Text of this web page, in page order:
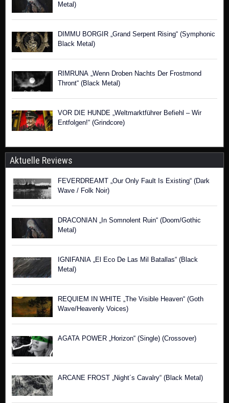
Metal)
DIMMU BORGIR „Grand Serpent Rising“ (Symphonic
Black Metal)
RIMRUNA „Wenn Droben Nachts Der Frostmond
Thront“ (Black Metal)
VOR DIE HUNDE „Weltmarktführer Befiehl – Wir
Entfolgen!“ (Grindcore)
Aktuelle Reviews
FEVERDREAMT „Our Only Fault Is Existing“ (Dark
Wave / Folk Noir)
DRACONIAN „In Somnolent Ruin“ (Doom/Gothic
Metal)
IGNIFANIA „El Eco De Las Mil Batallas“ (Black
Metal)
REQUIEM IN WHITE „The Visible Heaven“ (Goth
Wave/Heavenly Voices)
AGATA POWER „Horizon“ (Single) (Crossover)
ARCANE FROST „Night´s Cavalry“ (Black Metal)